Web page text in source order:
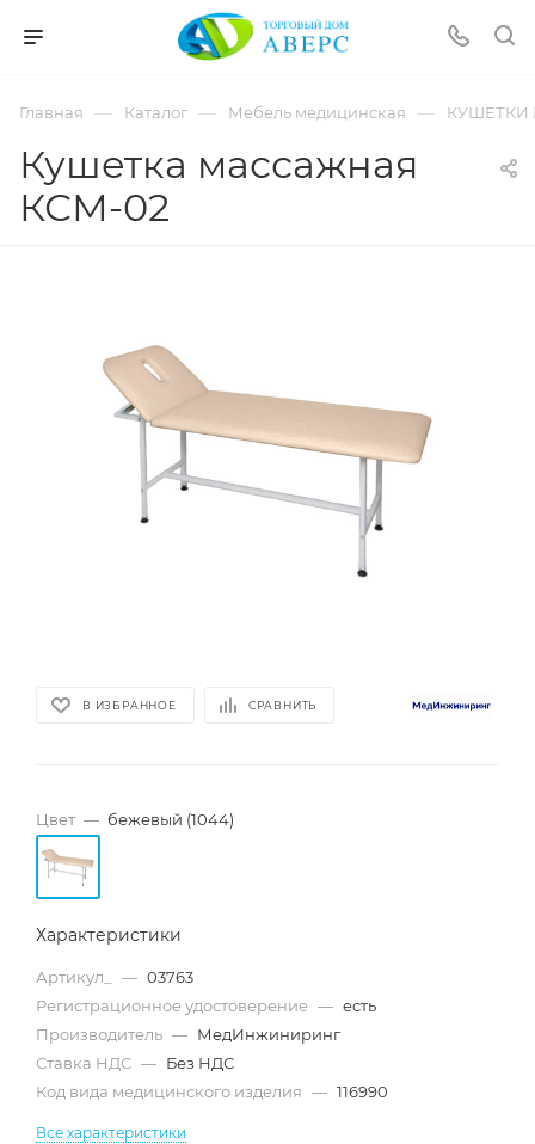
Главная — Каталог — Мебель медицинская —
Кушетка массажная
КСМ-02
В ИЗБРАННОЕ СРАВНИТЬ
Цвет — бежевый (1044)
Характеристики
Артикул_ — 03763
Регистрационное удостоверение — есть
Производитель — МедИнжиниринг
Ставка НДС — Без НДС
Код вида медицинского изделия — 116990
Все характеристики
pornspider.info
xnxx